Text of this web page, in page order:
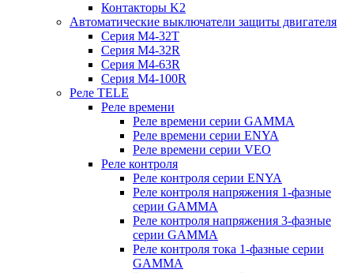
Контакторы K2
Автоматические выключатели защиты двигателя
Серия M4-32T
Серия M4-32R
Серия M4-63R
Серия M4-100R
Реле TELE
Реле времени
Реле времени серии GAMMA
Реле времени серии ENYA
Реле времени серии VEO
Реле контроля
Реле контроля серии ENYA
Реле контроля напряжения 1-фазные
серии GAMMA
Реле контроля напряжения 3-фазные
серии GAMMA
Реле контроля тока 1-фазные серии
GAMMA